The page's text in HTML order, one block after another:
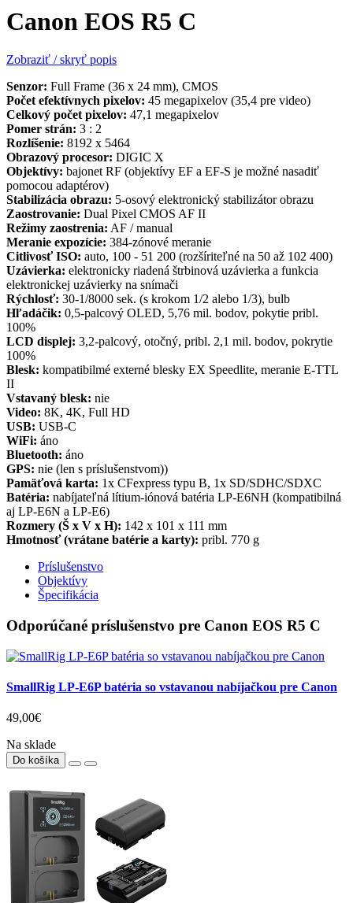
Canon EOS R5 C
Zobraziť / skryť popis
Senzor: Full Frame (36 x 24 mm), CMOS
Počet efektívnych pixelov: 45 megapixelov (35,4 pre video)
Celkový počet pixelov: 47,1 megapixelov
Pomer strán: 3 : 2
Rozlíšenie: 8192 x 5464
Obrazový procesor: DIGIC X
Objektívy: bajonet RF (objektívy EF a EF-S je možné nasadiť
pomocou adaptérov)
Stabilizácia obrazu: 5-osový elektronický stabilizátor obrazu
Zaostrovanie: Dual Pixel CMOS AF II
Režimy zaostrenia: AF / manual
Meranie expozície: 384-zónové meranie
Citlivosť ISO: auto, 100 - 51 200 (rozšíriteľné na 50 až 102 400)
Uzávierka: elektronicky riadená štrbinová uzávierka a funkcia
elektronickej uzávierky na snímači
Rýchlosť: 30-1/8000 sek. (s krokom 1/2 alebo 1/3), bulb
Hľadáčik: 0,5-palcový OLED, 5,76 mil. bodov, pokytie pribl.
100%
LCD displej: 3,2-palcový, otočný, pribl. 2,1 mil. bodov, pokrytie
100%
Blesk: kompatibilmé externé blesky EX Speedlite, meranie E-TTL
II
Vstavaný blesk: nie
Video: 8K, 4K, Full HD
USB: USB-C
WiFi: áno
Bluetooth: áno
GPS: nie (len s príslušenstvom))
Pamäťová karta: 1x CFexpress typu B, 1x SD/SDHC/SDXC
Batéria: nabíjateľná lítium-iónová batéria LP-E6NH (kompatibilná
aj LP-E6N a LP-E6)
Rozmery (Š x V x H): 142 x 101 x 111 mm
Hmotnosť (vrátane batérie a karty): pribl. 770 g
Príslušenstvo
Objektívy
Špecifikácia
Odporúčané príslušenstvo pre Canon EOS R5 C
SmallRig LP-E6P batéria so vstavanou nabíjačkou pre Canon
49,00€
Na sklade
Do košíka